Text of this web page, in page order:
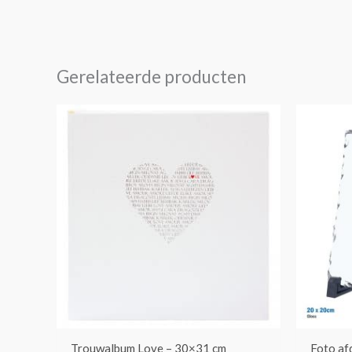
Gerelateerde producten
Trouwalbum Love – 30×31 cm
Foto